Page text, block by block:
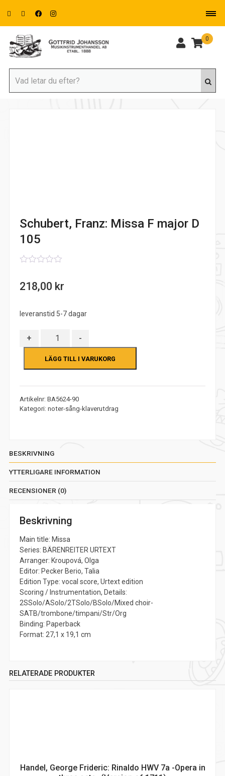
0
Schubert, Franz: Missa F major D
105
of
218,00 kr
leveranstid 5-7 dagar
+ Antal -
LÄGG TILL I VARUKORG
Artikelnr: BA5624-90
Kategori: noter-sång-klaverutdrag
BESKRIVNING
YTTERLIGARE INFORMATION
RECENSIONER (0)
Beskrivning
Main title: Missa
Series: BÄRENREITER URTEXT
Arranger: Kroupová, Olga
Editor: Pecker Berio, Talia
Edition Type: vocal score, Urtext edition
Scoring / Instrumentation, Details:
2SSolo/ASolo/2TSolo/BSolo/Mixed choir-
SATB/trombone/timpani/Str/Org
Binding: Paperback
Format: 27,1 x 19,1 cm
RELATERADE PRODUKTER
Handel, George Frideric: Rinaldo HWV 7a -Opera in